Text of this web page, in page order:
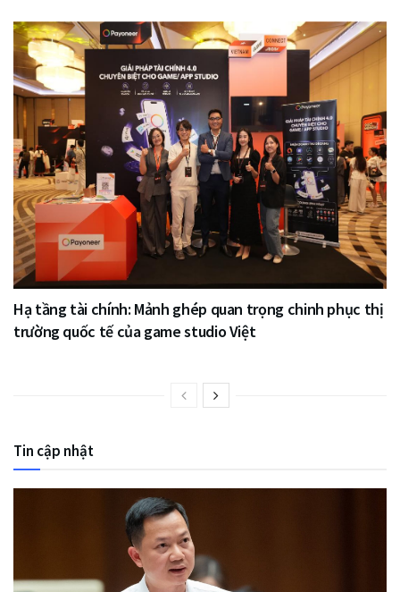
Hạ tầng tài chính: Mảnh ghép quan trọng chinh phục thị
trường quốc tế của game studio Việt
Tin cập nhật